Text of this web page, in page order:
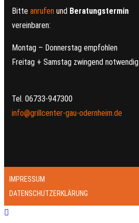
Bitte anrufen und Beratungstermin
vereinbaren:
Montag – Donnerstag empfohlen
Freitag + Samstag zwingend notwendig
Tel. 06733-947300
info@grillcenter-gau-odernheim.de
IMPRESSUM
DATENSCHUTZERKLÄRUNG